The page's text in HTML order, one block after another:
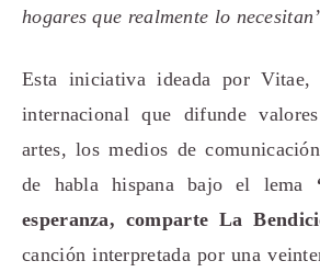
hogares que realmente lo
Esta iniciativa ideada por Vitae,
internacional que difunde
artes, los medios de
de habla hispana bajo el lema
esperanza, comparte La
canción interpretada por una